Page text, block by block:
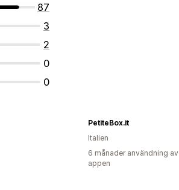
87
3
2
0
0
PetiteBox.it
Italien
6 månader användning av
appen